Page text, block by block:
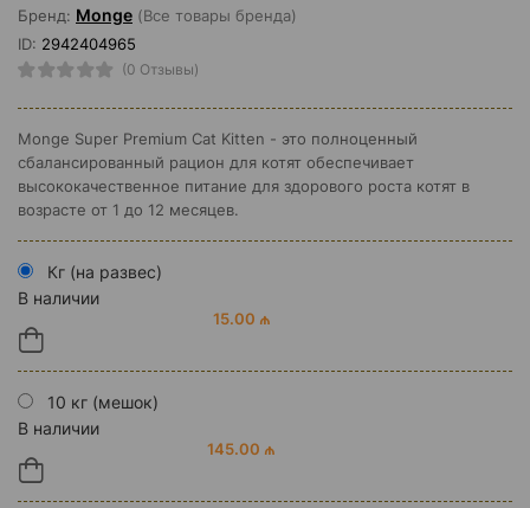
Бренд: Monge (Все товары бренда)
ID: 2942404965
(0 Отзывы)
Monge Super Premium Cat Kitten - это полноценный
сбалансированный рацион для котят обеспечивает
высококачественное питание для здорового роста котят в
возрасте от 1 до 12 месяцев.
Кг (на развес)
В наличии
15.00 ₼
10 кг (мешок)
В наличии
145.00 ₼